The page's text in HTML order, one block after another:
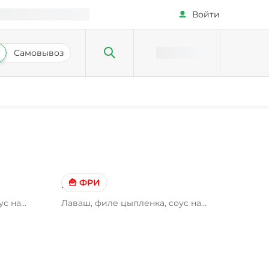
Войти
Самовывоз
на
🍟 ФРИ
Грибная
Лаваш, филе цыпленка, соус на